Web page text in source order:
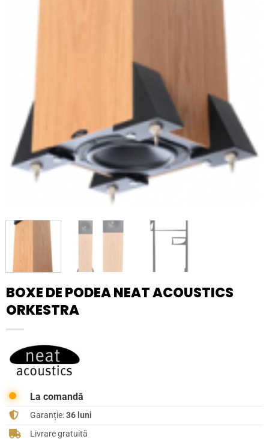
BOXE DE PODEA NEAT ACOUSTICS
ORKESTRA
La comandă
Garanție:36 luni
Livrare gratuită